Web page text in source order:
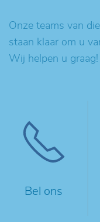
Onze teams van
staan klaar om u
Wij helpen u graag!
Bel ons